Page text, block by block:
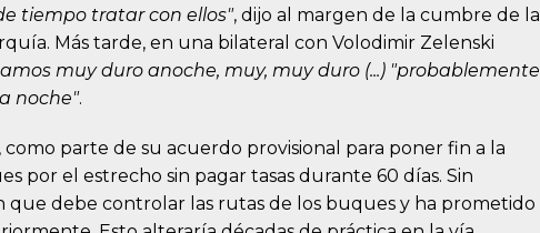
tiempo tratar con ellos", dijo al margen de la cumbre de la
Más tarde, en una bilateral con Volodimir Zelenski
muy duro anoche, muy, muy duro (...) "probablemente
noche".
como parte de su acuerdo provisional para poner fin a la
por el estrecho sin pagar tasas durante 60 días. Sin
que debe controlar las rutas de los buques y ha prometido